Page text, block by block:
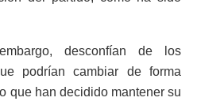
desconfían de los
podrían cambiar de forma
que han decidido mantener su